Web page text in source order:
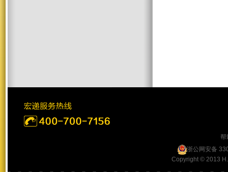
帮
浙公网安备
Copyright © 2013